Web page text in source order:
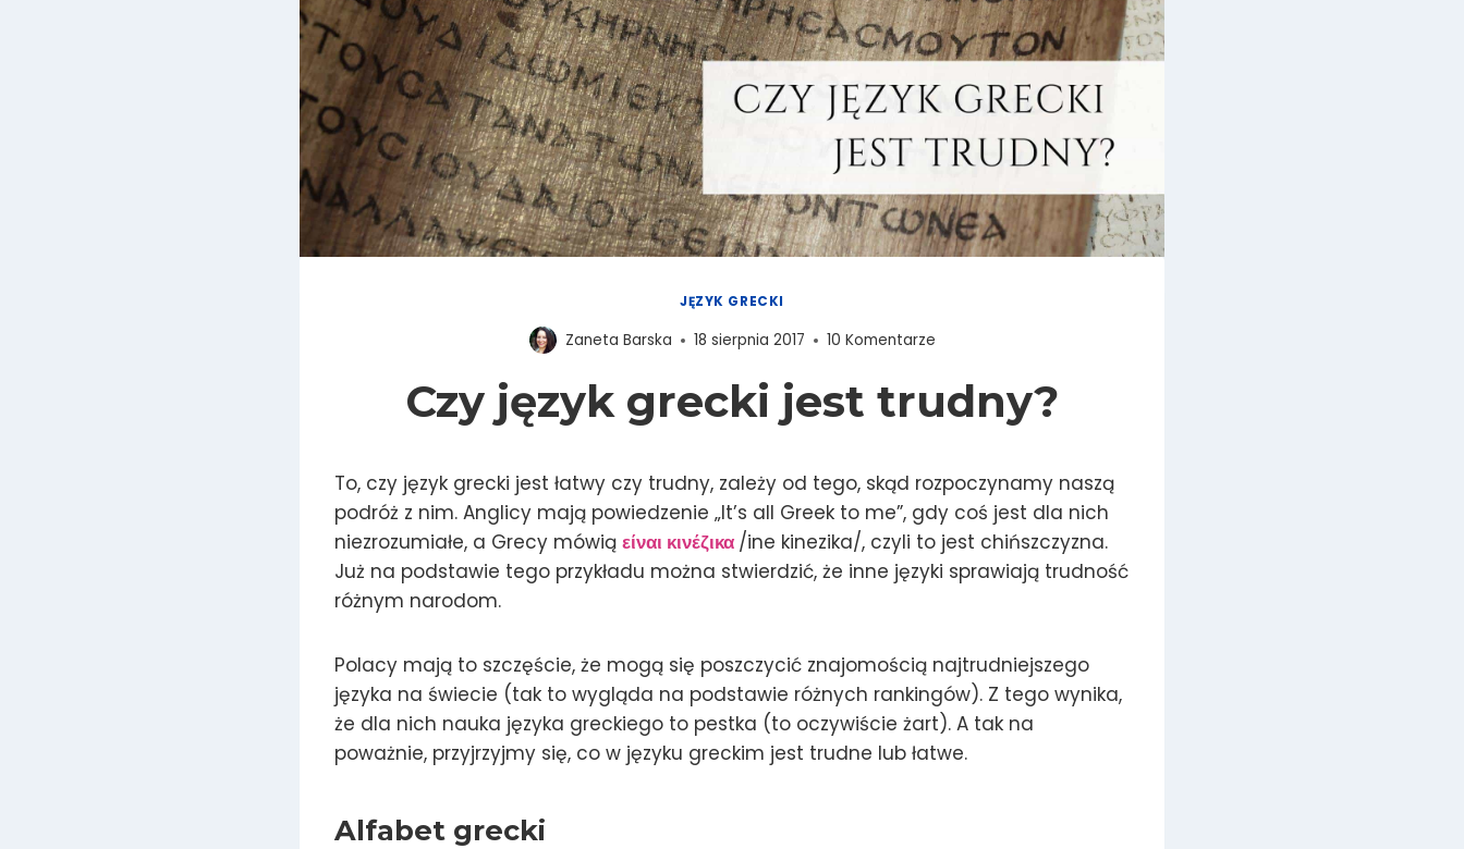
JĘZYK GRECKI
Zaneta Barska 18 sierpnia 2017 10 Komentarze
Czy język grecki jest trudny?
To, czy język grecki jest łatwy czy trudny, zależy od tego, skąd rozpoczynamy naszą
podróż z nim. Anglicy mają powiedzenie „It’s all Greek to me”, gdy coś jest dla nich
niezrozumiałe, a Grecy mówią είναι κινέζικα /ine kinezika/, czyli to jest chińszczyzna.
Już na podstawie tego przykładu można stwierdzić, że inne języki sprawiają trudność
różnym narodom.
Polacy mają to szczęście, że mogą się poszczycić znajomością najtrudniejszego
języka na świecie (tak to wygląda na podstawie różnych rankingów). Z tego wynika,
że dla nich nauka języka greckiego to pestka (to oczywiście żart). A tak na
poważnie, przyjrzyjmy się, co w języku greckim jest trudne lub łatwe.
Alfabet grecki